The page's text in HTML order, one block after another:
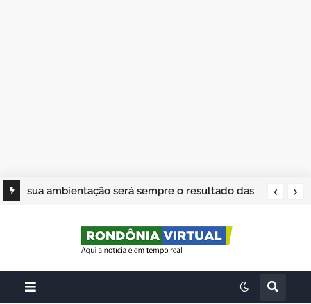
sua ambientação será sempre o resultado das